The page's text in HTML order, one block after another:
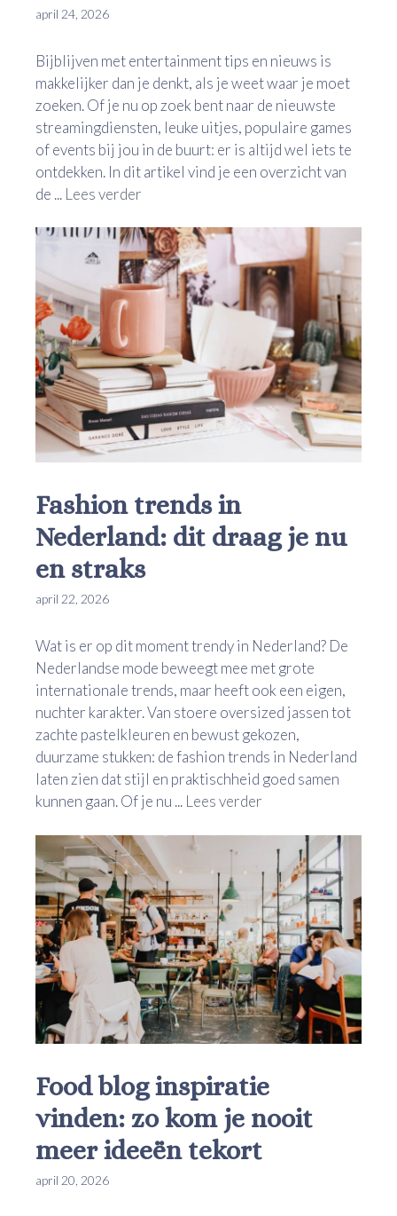
april 24, 2026
Bijblijven met entertainment tips en nieuws is
makkelijker dan je denkt, als je weet waar je moet
zoeken. Of je nu op zoek bent naar de nieuwste
streamingdiensten, leuke uitjes, populaire games
of events bij jou in de buurt: er is altijd wel iets te
ontdekken. In dit artikel vind je een overzicht van
de ... Lees verder
Fashion trends in
Nederland: dit draag je nu
en straks
april 22, 2026
Wat is er op dit moment trendy in Nederland? De
Nederlandse mode beweegt mee met grote
internationale trends, maar heeft ook een eigen,
nuchter karakter. Van stoere oversized jassen tot
zachte pastelkleuren en bewust gekozen,
duurzame stukken: de fashion trends in Nederland
laten zien dat stijl en praktischheid goed samen
kunnen gaan. Of je nu ... Lees verder
Food blog inspiratie
vinden: zo kom je nooit
meer ideeën tekort
april 20, 2026